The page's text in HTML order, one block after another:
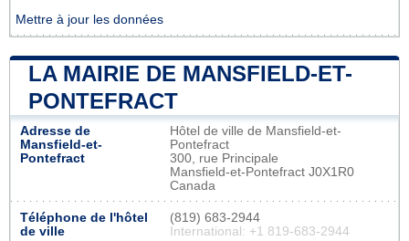
Mettre à jour les données
LA MAIRIE DE MANSFIELD-ET-
PONTEFRACT
Adresse de
Mansfield-et-
Pontefract
Hôtel de ville de Mansfield-et-
Pontefract
300, rue Principale
Mansfield-et-Pontefract J0X1R0
Canada
Téléphone de l'hôtel
de ville
(819) 683-2944
International: +1 819-683-2944